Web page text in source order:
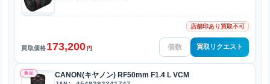
店舗印あり買取不可
買取価格173,200 円 買取リクエスト
新品 CANON(キヤノン) RF50mm F1.4 L VCM